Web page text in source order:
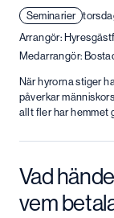
Seminarier
Arrangör:
Medarrangör:
När hyrorna stiger
påverkar
allt fler har hemmet
Vad
vem